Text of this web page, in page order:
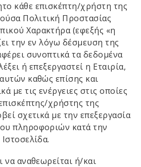
κάθε επισκέπτη/χρήστη της
Πολιτική Προστασίας
Χαρακτήρα (εφεξής «η
την εν λόγω δέσμευση της
συνοπτικά τα δεδομένα
ή επεξεργαστεί η Εταιρία,
καθώς επίσης και
με τις ενέργειες στις οποίες
χρήστης της
σχετικά με την επεξεργασία
πληροφοριών κατά την
να αναθεωρείται ή/και